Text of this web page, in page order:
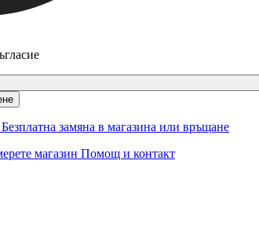
Безплатна замяна в магазина или връщане
магазин Помощ и контакт